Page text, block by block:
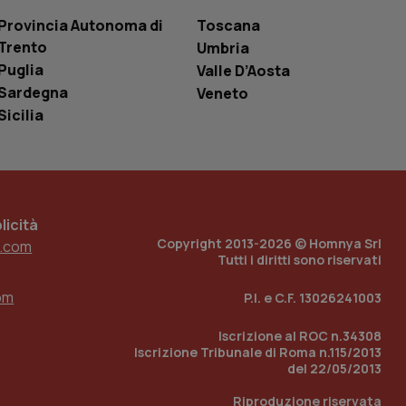
Autonoma di
Toscana
Umbria
Valle D’Aosta
Veneto
Copyright 2013-2026 © Homnya Srl
Tutti i diritti sono riservati
P.I. e C.F. 13026241003
Iscrizione al ROC n.34308
Iscrizione Tribunale di Roma n.115/2013
del 22/05/2013
Riproduzione riservata
un numero
in cui viene
sito, ma un
Analytics
per mantenere
incorporati
del sito web sta
di
traccia
incorporati
del sito web sta